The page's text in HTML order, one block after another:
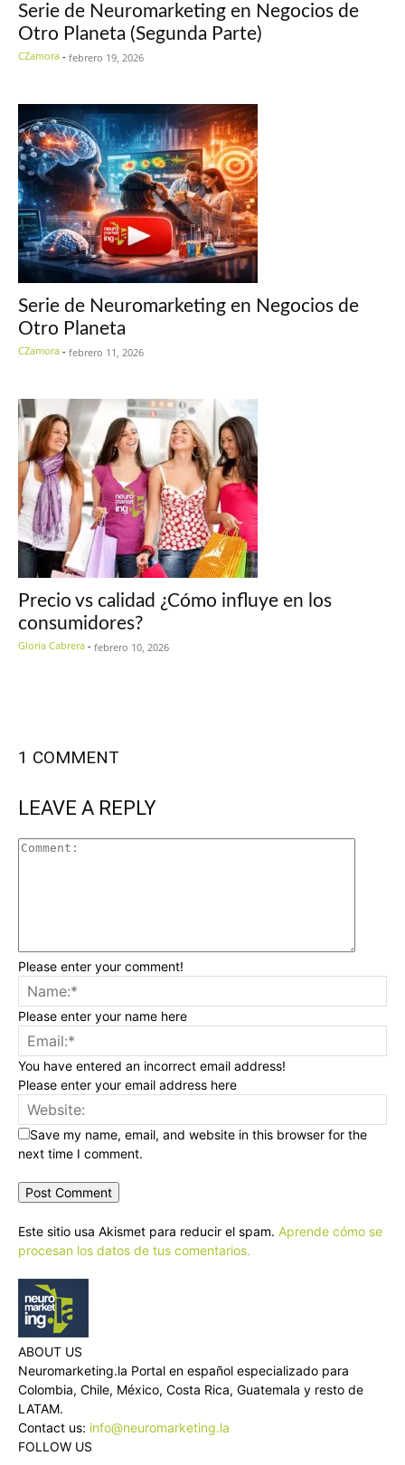
Serie de Neuromarketing en Negocios de
Otro Planeta (Segunda Parte)
CZamora - febrero 19, 2026
Serie de Neuromarketing en Negocios de
Otro Planeta
CZamora - febrero 11, 2026
Precio vs calidad ¿Cómo influye en los
consumidores?
Gloria Cabrera - febrero 10, 2026
1 COMMENT
LEAVE A REPLY
Please enter your comment!
Please enter your name here
You have entered an incorrect email address!
Please enter your email address here
Save my name, email, and website in this browser for the
next time I comment.
Este sitio usa Akismet para reducir el spam. Aprende cómo se
procesan los datos de tus comentarios.
ABOUT US
Neuromarketing.la Portal en español especializado para
Colombia, Chile, México, Costa Rica, Guatemala y resto de
LATAM.
Contact us: info@neuromarketing.la
FOLLOW US